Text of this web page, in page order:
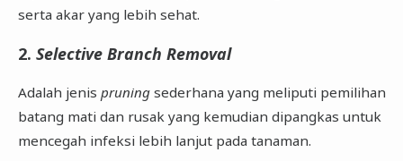
serta akar yang lebih sehat.
2. Selective Branch Removal
Adalah jenis pruningsederhana yang meliputi pemilihan
batang mati dan rusak yang kemudian dipangkas untuk
mencegah infeksi lebih lanjut pada tanaman.